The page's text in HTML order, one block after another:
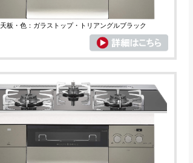
天板・色：ガラストップ・トリアングルブラック